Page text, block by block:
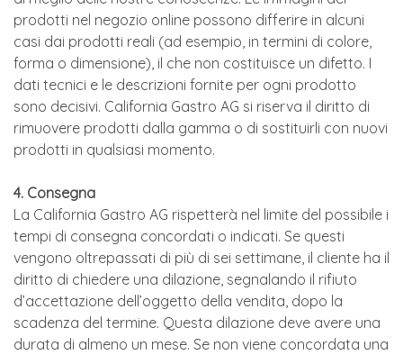
prodotti nel negozio online possono differire in alcuni
casi dai prodotti reali (ad esempio, in termini di colore,
forma o dimensione), il che non costituisce un difetto. I
dati tecnici e le descrizioni fornite per ogni prodotto
sono decisivi. California Gastro AG si riserva il diritto di
rimuovere prodotti dalla gamma o di sostituirli con nuovi
prodotti in qualsiasi momento.
4. Consegna
La California Gastro AG rispetterà nel limite del possibile i
tempi di consegna concordati o indicati. Se questi
vengono oltrepassati di più di sei settimane, il cliente ha il
diritto di chiedere una dilazione, segnalando il rifiuto
d’accettazione dell’oggetto della vendita, dopo la
scadenza del termine. Questa dilazione deve avere una
durata di almeno un mese. Se non viene concordata una